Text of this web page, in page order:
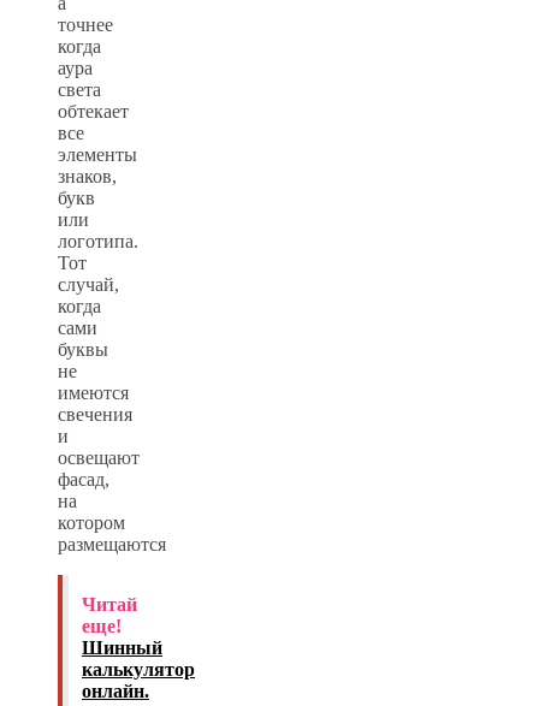
точнее
когда
аура
света
обтекает
все
элементы
знаков,
букв
или
логотипа.
Тот
случай,
когда
сами
буквы
не
имеются
свечения
и
освещают
фасад,
на
котором
размещаются
Читай
еще!
Шинный
калькулятор
онлайн.